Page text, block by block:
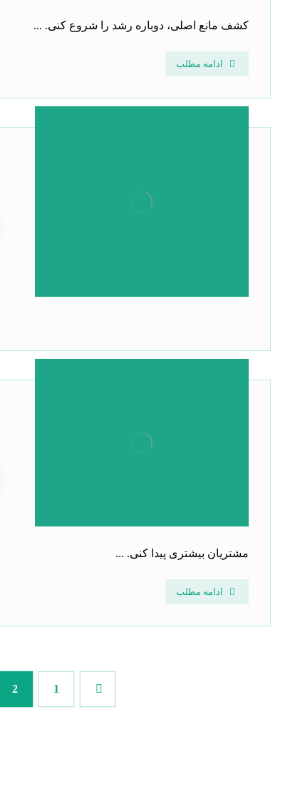
کشف مانع اصلی، دوباره رشد را شروع کنی. ...
ادامه مطلب
مشتریان بیشتری پیدا کنی. ...
ادامه مطلب
1
2